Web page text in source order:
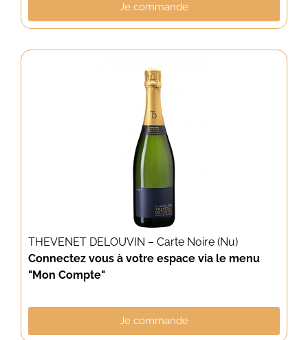
Je commande
THEVENET DELOUVIN – Carte Noire (Nu)
Connectez vous à votre espace via le menu
"Mon Compte"
Je commande